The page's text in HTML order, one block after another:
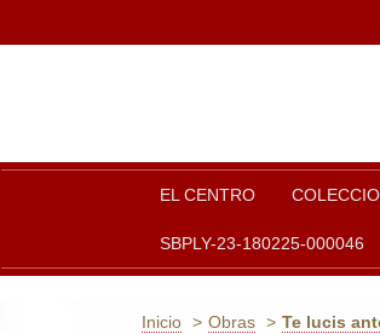
EL CENTRO
SBPLY-23-180225-000046
Inicio Obras Te lucis